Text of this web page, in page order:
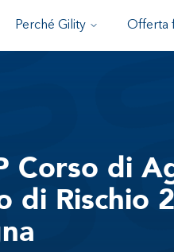
Perché Gility Offerta
Corso di
di Rischio